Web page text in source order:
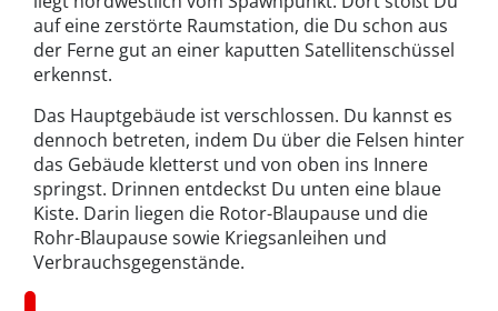
auf eine zerstörte Raumstation, die Du schon aus
der Ferne gut an einer kaputten Satellitenschüssel
erkennst.
Das Hauptgebäude ist verschlossen. Du kannst es
dennoch betreten, indem Du über die Felsen hinter
das Gebäude kletterst und von oben ins Innere
springst. Drinnen entdeckst Du unten eine blaue
Kiste. Darin liegen die Rotor-Blaupause und die
Rohr-Blaupause sowie Kriegsanleihen und
Verbrauchsgegenstände.